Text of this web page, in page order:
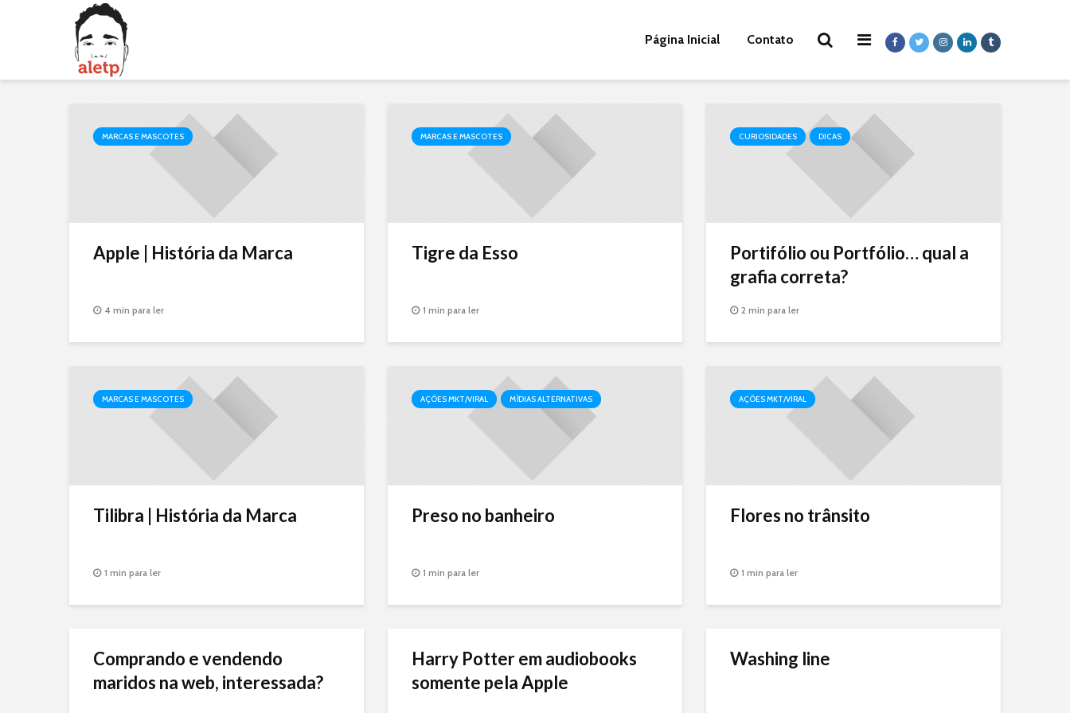
Página Inicial Contato
MARCAS E MASCOTES
Apple | História da Marca
4 min para ler
MARCAS E MASCOTES
Tigre da Esso
1 min para ler
CURIOSIDADES DICAS
Portifólio ou Portfólio… qual a
grafia correta?
2 min para ler
MARCAS E MASCOTES
Tilibra | História da Marca
1 min para ler
AÇÕES MKT/VIRAL MÍDIAS ALTERNATIVAS
Preso no banheiro
1 min para ler
AÇÕES MKT/VIRAL
Flores no trânsito
1 min para ler
Comprando e vendendo
maridos na web, interessada?
Harry Potter em audiobooks
somente pela Apple
Washing line